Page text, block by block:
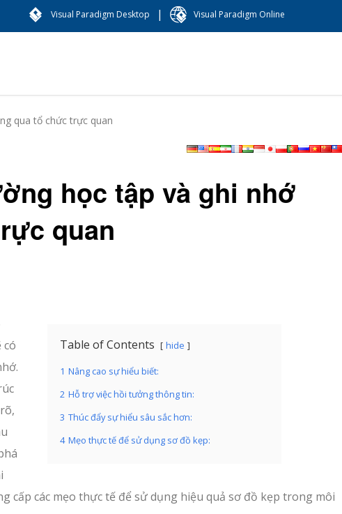
Visual Paradigm Desktop | Visual Paradigm Online
qua tổ chức trực quan
học tập và ghi nhớ
quan
Table of Contents hide
1 Nâng cao sự hiểu biết:
2 Hỗ trợ việc hồi tưởng thông tin:
3 Thúc đẩy sự hiểu sâu sắc hơn:
4 Mẹo thực tế để sử dụng sơ đồ kẹp:
có
cấp các mẹo thực tế để sử dụng hiệu quả sơ đồ kẹp trong môi